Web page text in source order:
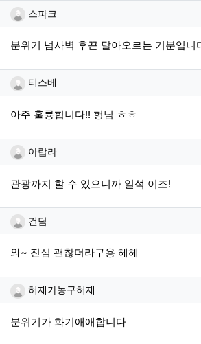
스파크님의 댓글
스파크
분위기 넘사벽 후끈 달아오르는 기분입니
티스베님의 댓글
티스베
아주 훌륭힙니다!! 형님 ㅎㅎ
아랍라님의 댓글
아랍라
관광까지 할 수 있으니까 일석 이조!
건담님의 댓글
건담
와~ 진심 괜찮더라구용 헤헤
허재가농구허재님의
허재가농구허재
분위기가 화기애애합니다